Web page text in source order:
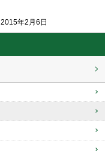
2015年2月6日